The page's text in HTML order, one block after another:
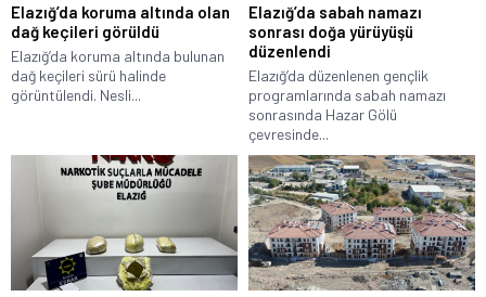
Elazığ’da koruma altında olan
dağ keçileri görüldü
Elazığ’da koruma altında bulunan
dağ keçileri sürü halinde
görüntülendi. Nesli...
Elazığ’da sabah namazı
sonrası doğa yürüyüşü
düzenlendi
Elazığ’da düzenlenen gençlik
programlarında sabah namazı
sonrasında Hazar Gölü
çevresinde...